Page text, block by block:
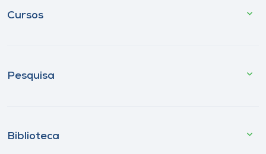
Cursos
Pesquisa
Biblioteca